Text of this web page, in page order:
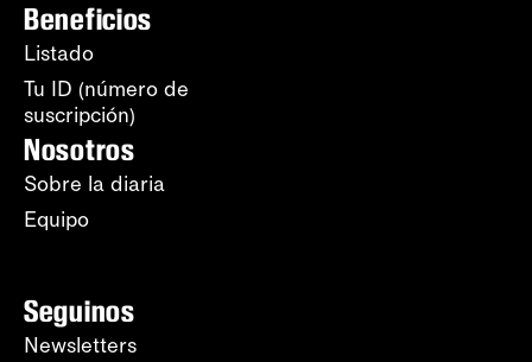
Beneficios
Listado
Tu ID (número de
suscripción)
Nosotros
Sobre la diaria
Equipo
Seguinos
Newsletters